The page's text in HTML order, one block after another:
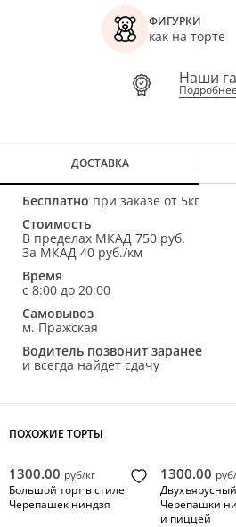
ФИГУРКИ
как на торте
Наши
Подробнее
ДОСТАВКА
Бесплатно при заказе от 5кг
Стоимость
В пределах МКАД 750 руб.
За МКАД 40 руб./км
Время
с 8:00 до 20:00
Самовывоз
м. Пражская
Водитель позвонит заранее
и всегда найдет сдачу
ПОХОЖИЕ ТОРТЫ
1300.00 руб/кг
Большой торт в стиле
Черепашек ниндзя
1300.00
Черепашки
и пиццей